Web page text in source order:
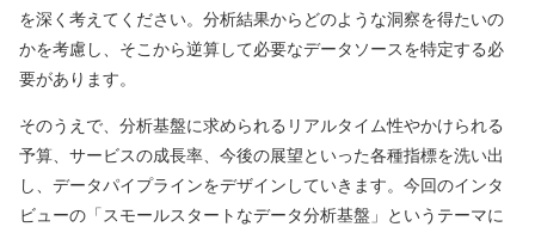
を深く考えてください。分析結果からどのような洞察を得たいの
かを考慮し、そこから逆算して必要なデータソースを特定する必
要があります。
そのうえで、分析基盤に求められるリアルタイム性やかけられる
予算、サービスの成長率、今後の展望といった各種指標を洗い出
し、データパイプラインをデザインしていきます。今回のインタ
ビューの「スモールスタートなデータ分析基盤」というテーマに